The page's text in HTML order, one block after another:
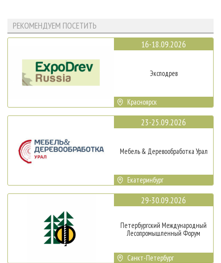
РЕКОМЕНДУЕМ ПОСЕТИТЬ
16-18.09.2026
Эксподрев
Красноярск
23-25.09.2026
Мебель & Деревообработка Урал
Екатеринбург
29-30.09.2026
Петербургский Международный
Лесопромышленный Форум
Санкт-Петербург